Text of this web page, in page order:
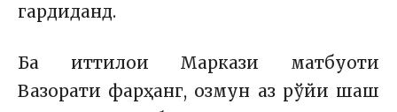
гардиданд.
Ба иттилои Маркази матбуоти
Вазорати фарҳанг, озмун аз рўйи шаш